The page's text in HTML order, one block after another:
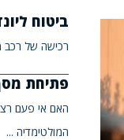
ביטוח
רכישה של רכב
פתיחת
האם אי פעם
המולטימדיה ...